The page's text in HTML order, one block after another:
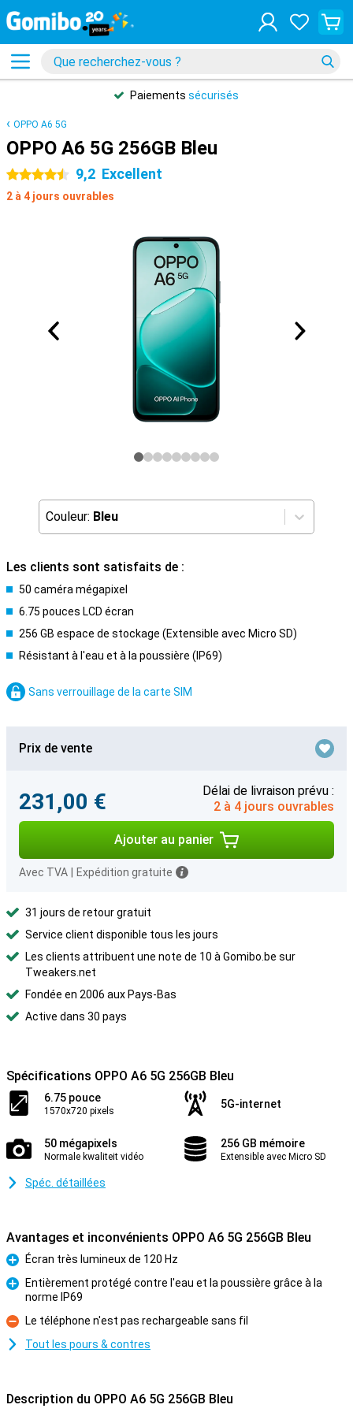
Paiements sécurisés
OPPO A6 5G
OPPO A6 5G 256GB Bleu
4.5 étoiles 9,2 Excellent
2 à 4 jours ouvrables
Couleur: Bleu
Les clients sont satisfaits de :
50 caméra mégapixel
6.75 pouces LCD écran
256 GB espace de stockage (Extensible avec Micro SD)
Résistant à l'eau et à la poussière (IP69)
Sans verrouillage de la carte SIM
Prix de vente
231,00 €
Délai de livraison prévu :
2 à 4 jours ouvrables
Ajouter au panier
Avec TVA Expédition gratuite
31 jours de retour gratuit
Service client disponible tous les jours
Les clients attribuent une note de 10 à Gomibo.be sur
Tweakers.net
Fondée en 2006 aux Pays-Bas
Active dans 30 pays
Spécifications OPPO A6 5G 256GB Bleu
6.75 pouce
1570x720 pixels
5G-internet
50 mégapixels
Normale kwaliteit vidéo
256 GB mémoire
Extensible avec Micro SD
Spéc. détaillées
Avantages et inconvénients OPPO A6 5G 256GB Bleu
Pour
Écran très lumineux de 120 Hz
Pour
Entièrement protégé contre l'eau et la poussière grâce à la
norme IP69
Contre
Le téléphone n'est pas rechargeable sans fil
Tout les pours & contres
Description du OPPO A6 5G 256GB Bleu